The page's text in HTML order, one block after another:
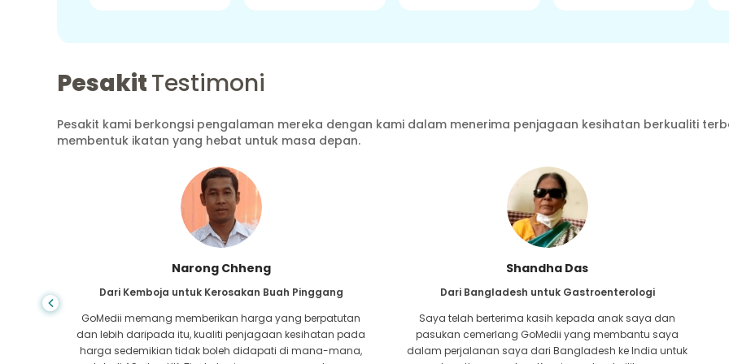
PesakitTestimoni
Pesakit kami berkongsi pengalaman mereka dengan kami dalam menerima penjagaan kesihatan berkualiti
membentuk ikatan yang hebat untuk masa depan.
Shandha Das
Dari Bangladesh untuk Gastroenterologi
Saya telah berterima kasih kepada anak saya dan
pasukan cemerlang GoMedii yang membantu saya
dalam perjalanan saya dari Bangladesh ke India untuk
Furkanul Islam
Dari Bangladesh untuk Pemindahan Buah Pinggang
Saya telah memberikan semua harapan bahawa saya
akan dapat menerima apa-apa jenis rawatan untuk
masalah buah pinggang saya. Ia hanya selepas saya